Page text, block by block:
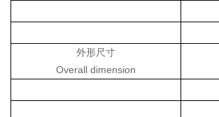
外形尺寸
Overall dimension